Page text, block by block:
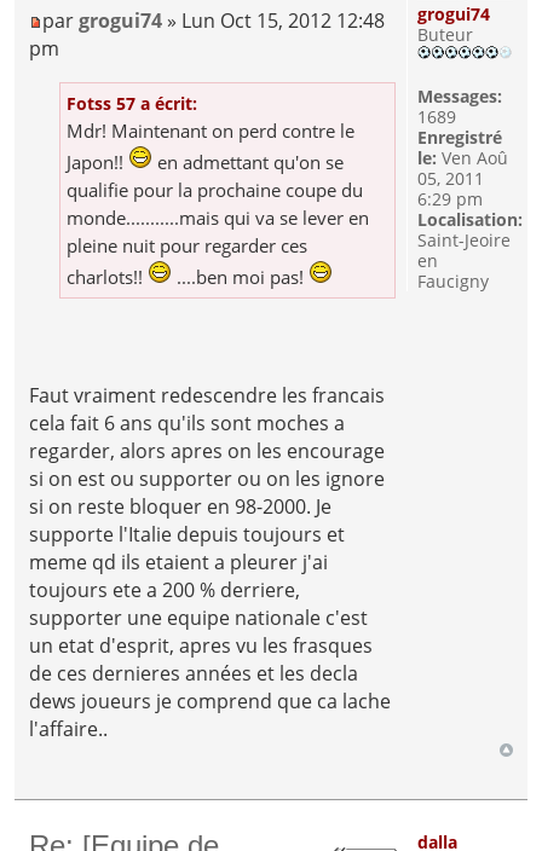
pargrogui74 » Lun Oct 15, 2012 12:48
pm
Fotss 57 a écrit:
Mdr! Maintenant on perd contre le
Japon!!
en admettant qu'on se
qualifie pour la prochaine coupe du
monde...........mais qui va se lever en
pleine nuit pour regarder ces
charlots!!
....ben moi pas!
Faut vraiment redescendre les francais
cela fait 6 ans qu'ils sont moches a
regarder, alors apres on les encourage
si on est ou supporter ou on les ignore
si on reste bloquer en 98-2000. Je
supporte l'Italie depuis toujours et
meme qd ils etaient a pleurer j'ai
toujours ete a 200 % derriere,
supporter une equipe nationale c'est
un etat d'esprit, apres vu les frasques
de ces dernieres années et les decla
dews joueurs je comprend que ca lache
l'affaire..
grogui74
Buteur
Messages:
1689
Enregistré
le: Ven Aoû
05, 2011
6:29 pm
Localisation:
Saint-Jeoire
en
Faucigny
dalla